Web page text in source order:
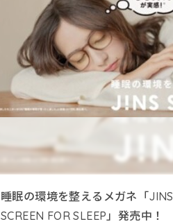
睡眠の環境を整えるメガネ「JINS
SCREEN FOR SLEEP」発売中！